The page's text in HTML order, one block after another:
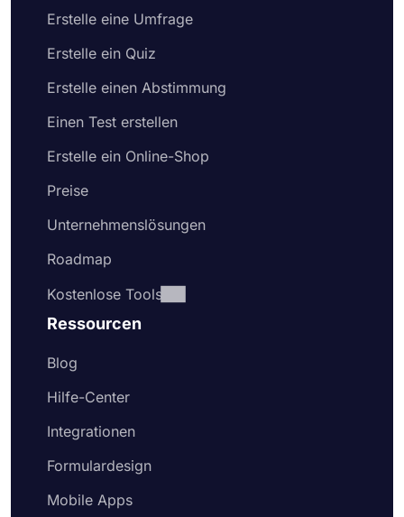
Erstelle eine Umfrage
Erstelle ein Quiz
Erstelle einen Abstimmung
Einen Test erstellen
Erstelle ein Online-Shop
Preise
Unternehmenslösungen
Roadmap
Kostenlose Tools
Ressourcen
Blog
Hilfe-Center
Integrationen
Formulardesign
Mobile Apps